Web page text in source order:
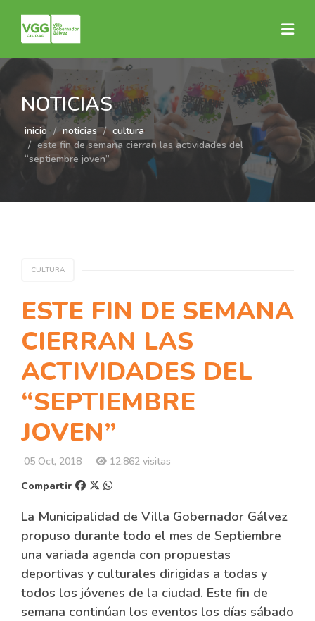
NOTICIAS
inicio noticias
cultura
este fin de semana cierran las actividades del
“septiembre joven”
CULTURA
ESTE FIN DE SEMANA
CIERRAN LAS
ACTIVIDADES DEL
“SEPTIEMBRE
JOVEN”
05 Oct, 2018
12.862 visitas
Compartir
La Municipalidad de Villa Gobernador Gálvez
propuso durante todo el mes de Septiembre
una variada agenda con propuestas
deportivas y culturales dirigidas a todas y
todos los jóvenes de la ciudad. Este fin de
semana continúan los eventos los días sábado